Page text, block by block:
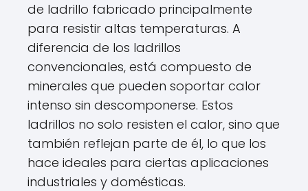
de ladrillo fabricado principalmente
para resistir altas temperaturas. A
diferencia de los ladrillos
convencionales, está compuesto de
minerales que pueden soportar calor
intenso sin descomponerse. Estos
ladrillos no solo resisten el calor, sino que
también reflejan parte de él, lo que los
hace ideales para ciertas aplicaciones
industriales y domésticas.